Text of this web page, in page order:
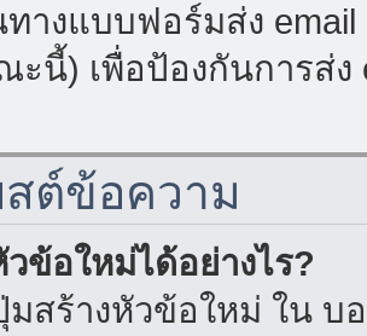
างแบบฟอร์มส่ง
นี้) เพื่อป้องกันการส่ง
ต์ข้อความ
วข้อใหม่ได้อย่างไร?
สร้างหัวข้อใหม่ ใน บ